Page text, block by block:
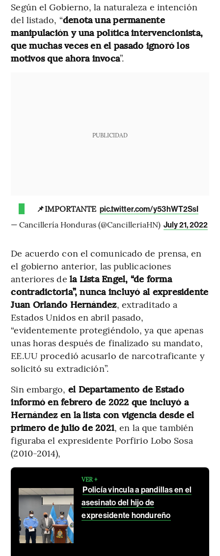
Según el Gobierno, la naturaleza e intención
del listado, “denota una permanente
manipulación y una política intervencionista,
que muchas veces en el pasado ignoró los
motivos que ahora invoca”.
PUBLICIDAD
📌IMPORTANTE pic.twitter.com/y53hWT2SsI
— Cancillería Honduras (@CancilleriaHN) July 21, 2022
De acuerdo con el comunicado de prensa, en
el gobierno anterior, las publicaciones
anteriores de la Lista Engel, “de forma
contradictoria”, nunca incluyó al expresidente
Juan Orlando Hernández, extraditado a
Estados Unidos en abril pasado,
“evidentemente protegiéndolo, ya que apenas
unas horas después de finalizado su mandato,
EE.UU procedió acusarlo de narcotraficante y
solicitó su extradición”.
Sin embargo, el Departamento de Estado
informó en febrero de 2022 que incluyó a
Hernández en la lista con vigencia desde el
primero de julio de 2021, en la que también
figuraba el expresidente Porfirio Lobo Sosa
(2010-2014),
VER +
Policía vincula a pandillas en el
asesinato del hijo de
expresidente hondureño